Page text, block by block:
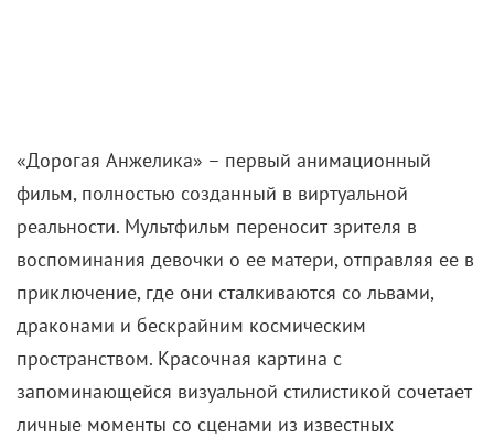
«Дорогая Анжелика» – первый анимационный
фильм, полностью созданный в виртуальной
реальности. Мультфильм переносит зрителя в
воспоминания девочки о ее матери, отправляя ее в
приключение, где они сталкиваются со львами,
драконами и бескрайним космическим
пространством. Красочная картина с
запоминающейся визуальной стилистикой сочетает
личные моменты со сценами из известных